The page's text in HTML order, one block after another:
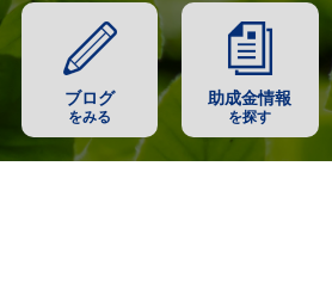
ブログ
をみる
助成金情報
を探す